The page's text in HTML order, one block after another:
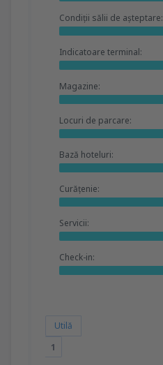
Condiții sălii de așteptare:
Indicatoare terminal:
Magazine:
Locuri de parcare:
Bază hoteluri:
Curățenie:
Servicii:
Check-in:
Utilă
1